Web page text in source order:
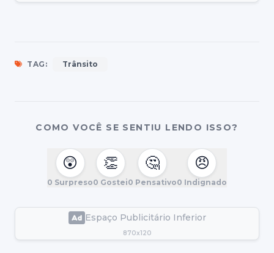
TAG: Trânsito
COMO VOCÊ SE SENTIU LENDO ISSO?
😲
0 Surpreso
👏
0 Gostei
🤔
0 Pensativo
😠
0 Indignado
Espaço Publicitário Inferior
870x120